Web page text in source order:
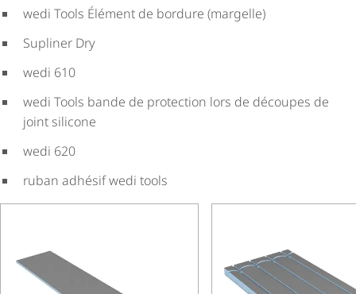
wedi Tools Élément de bordure (margelle)
Supliner Dry
wedi 610
wedi Tools bande de protection lors de découpes de
joint silicone
wedi 620
ruban adhésif wedi tools